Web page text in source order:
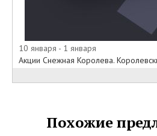
10 января - 1 января
Акции Снежная Королева.
Похожие